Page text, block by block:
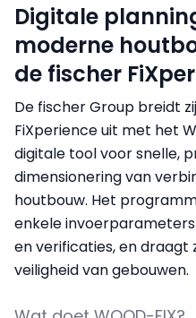
Digitale
moderne
de fischer
De fischer Group breidt
FiXperience uit met het
digitale tool voor snelle,
dimensionering van
houtbouw. Het
enkele
en verificaties, en draagt
veiligheid van gebouwen.